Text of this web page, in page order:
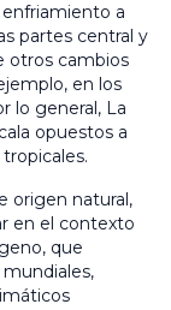
a
partes central y
otros cambios
en los
lo general, La
opuestos a
origen natural,
en el contexto
que